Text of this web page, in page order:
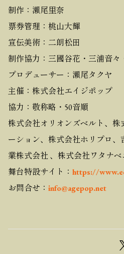
制作：瀬尾里奈
票券管理：桃山大輝
宣伝美術：二朗松田
制作協力：三國谷花・三浦音々
プロデューサー：瀬尾タクヤ
主催：株式会社エイジポップ
協力：敬称略・50音順
株式会社オリオンズベルト、株
ーション、株式会社ホリプロ、
業株式会社 、株式会社ワタナ
舞台特設サイト： https://
お問合せ： info@agepop.net